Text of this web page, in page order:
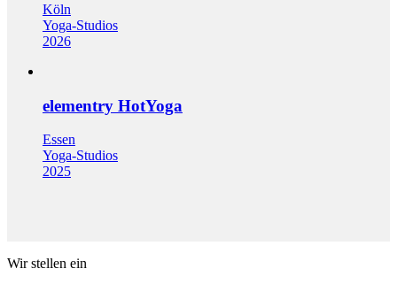
Köln
Yoga-Studios
2026
elementry HotYoga
Essen
Yoga-Studios
2025
Wir stellen ein